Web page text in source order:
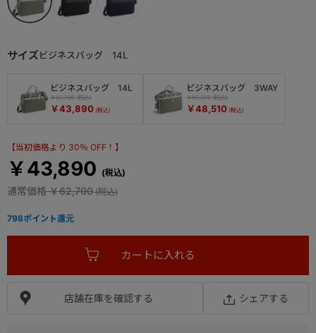
【当初価格より 30％ OFF！】
￥43,890
通常価格￥62,700
サイズビジネスバッグ 14L
ビジネスバッグ 14L
￥62,700
￥43,890
ビジネスバッグ 3WAY
￥69,300
￥48,510
店舗在庫を確認する シェアする
798ポイント還元